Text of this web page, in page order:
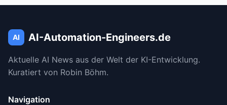
AI AI-Automation-Engineers.de
Aktuelle AI News aus der Welt der KI-Entwicklung.
Kuratiert von Robin Böhm.
Navigation